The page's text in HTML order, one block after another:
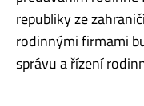
republiky ze
rodinnými firmami
správu a řízení